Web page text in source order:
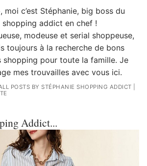
moi c’est Stéphanie, big boss du
shopping addict en chef !
modeuse et serial shoppeuse,
toujours à la recherche de bons
shopping pour toute la famille. Je
mes trouvailles avec vous ici.
POSTS BY STÉPHANIE SHOPPING ADDICT
Addict...